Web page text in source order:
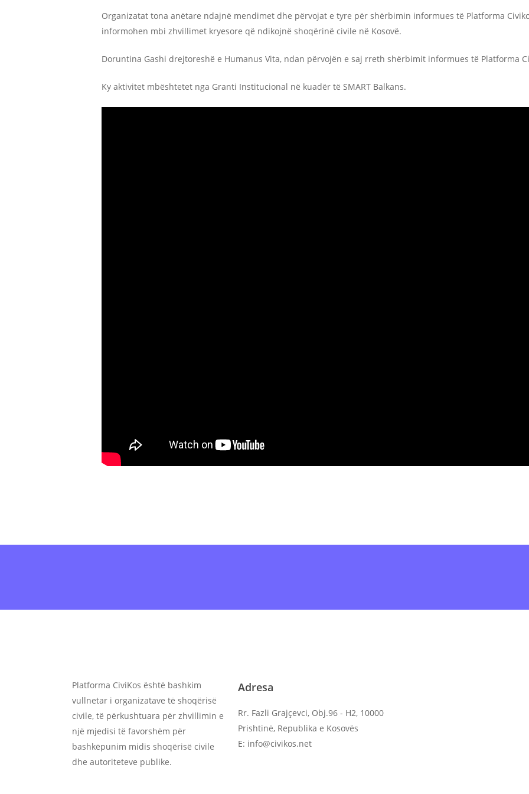
Organizatat tona anëtare ndajnë mendimet dhe përvojat e tyre për shërbimin informues të Platforma
informohen mbi zhvillimet kryesore që ndikojnë shoqërinë civile në Kosovë.
Doruntina Gashi drejtoreshë e Humanus Vita, ndan përvojën e saj rreth shërbimit informues të Platforma
Ky aktivitet mbështetet nga Granti Institucional në kuadër të SMART Balkans.
Antarësohuonlineose shkarkoAplikacionindhe dërgo në
Platforma CiviKos është bashkim
vullnetar i organizatave të shoqërisë
civile, të përkushtuara për zhvillimin e
një mjedisi të favorshëm për
bashkëpunim midis shoqërisë civile
dhe autoriteteve publike.
Adresa
Rr. Fazli Grajçevci, Obj.96 - H2, 10000
Prishtinë, Republika e Kosovës
E: info@civikos.net